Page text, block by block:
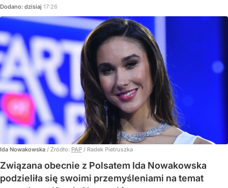
Dodano: dzisiaj 17:26
Ida Nowakowska / Źródło: PAP / Radek Pietruszka
Związana obecnie z Polsatem Ida Nowakowska
podzieliła się swoimi przemyśleniami na temat